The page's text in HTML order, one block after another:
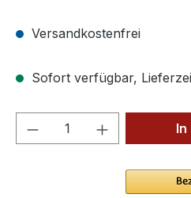
Versandkostenfrei
Sofort verfügbar,
Produkt Anzahl: In